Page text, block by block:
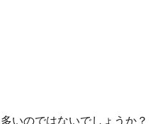
いのではないでしょうか？